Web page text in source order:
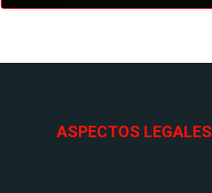
ASPECTOS LEGALES